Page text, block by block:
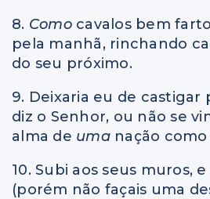
8. Como cavalos bem
pela manhã, rinchando
do seu próximo.
9. Deixaria eu de castigar
diz o Senhor, ou não se
alma de uma nação como
10. Subi aos seus muros,
(porém não façais uma